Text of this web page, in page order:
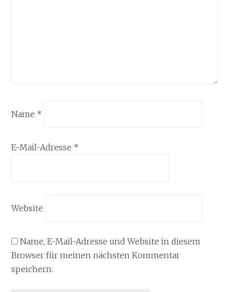
Name *
E-Mail-Adresse *
Website
Name, E-Mail-Adresse und Website in diesem
Browser für meinen nächsten Kommentar
speichern.